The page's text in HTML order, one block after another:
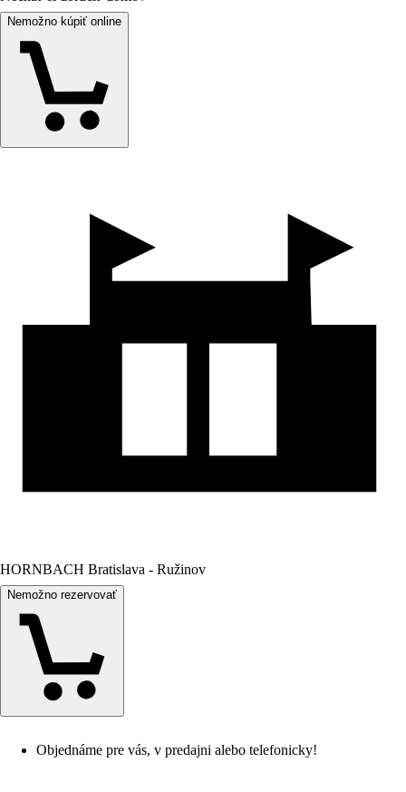
Nemožno kúpiť online
HORNBACH Bratislava - Ružinov
Nemožno rezervovať
Objednáme pre vás, v predajni alebo telefonicky!